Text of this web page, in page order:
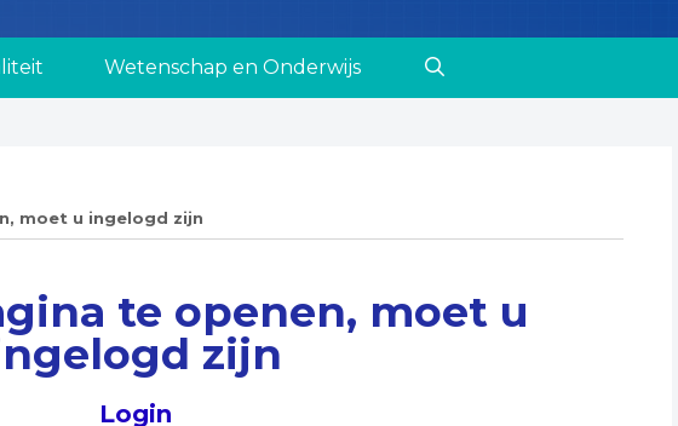
Wetenschap en Onderwijs
moet u ingelogd zijn
te openen, moet u
zijn
Login